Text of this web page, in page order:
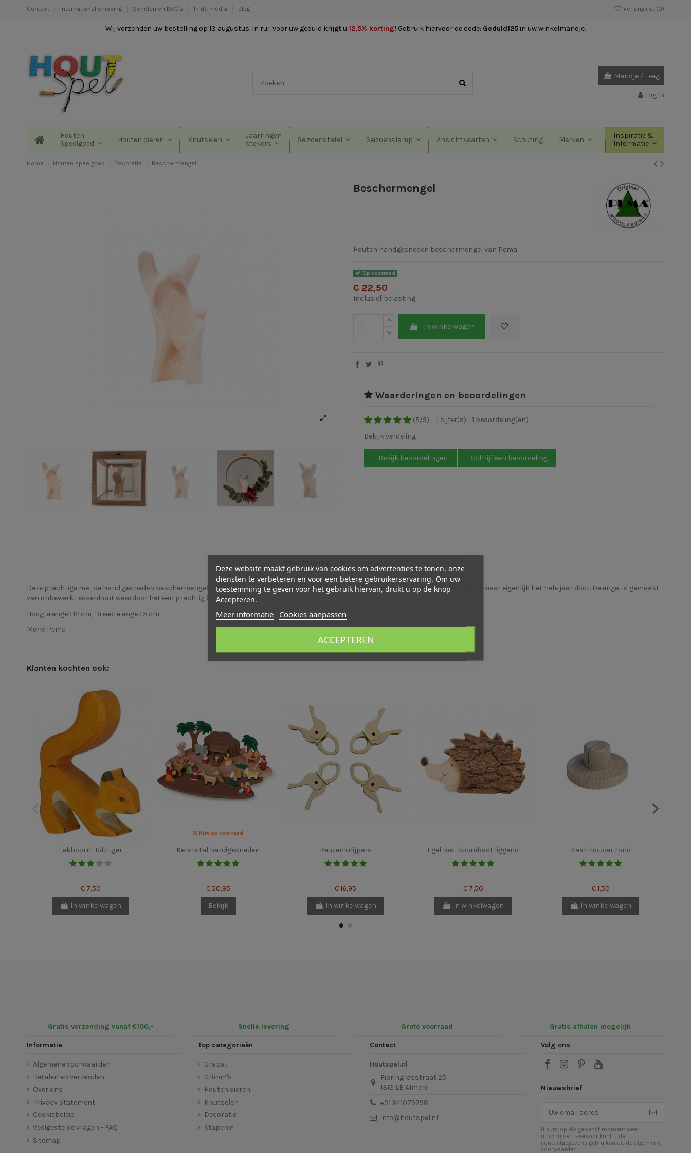
Contact International shipping Scholen en BSO's In de media Blog Verlanglijst (0)
Wij verzenden uw bestelling op 13 augustus. In ruil voor uw geduld krijgt u 12,5% korting! Gebruik hiervoor de code: Geduld125 in uw winkelmandje.
Mandje / Leeg
Log in
Houten
Speelgoed
Houten dieren Knutselen
Jaarringen
stekers
Seizoenstafel Seizoenslamp Ansichtkaarten Scouting Merken
Inspiratie &
Informatie
Home Houten speelgoed Decoratie Beschermengel
Beschermengel
Houten handgesneden beschermengel van Pema
Op voorraad
€ 22,50
Inclusief belasting
In winkelwagen
Waarderingen en beoordelingen
(5/5) - 1 cijfer(s) - 1 beoordeling(en)
Bekijk verdeling
Bekijk beoordelingen Schrijf een beoordeling
Deze prachtige met de hand gesneden beschermengel met een kindje onder haar vleugels is niet alleen een plaatje tijdens de kerstdagen maar eigenlijk het hele jaar door. De engel is gemaakt
van onbewerkt essenhout waardoor het een prachtig licht beeldje is.
Hoogte engel: 12 cm, Breedte engel: 5 cm
Merk: Pema
Klanten kochten ook:
Eekhoorn Holztiger
€ 7,50
In winkelwagen
Niet op voorraad
Kerststal handgesneden
€ 50,95
Bekijk
Reuzenknijpers
€ 16,95
In winkelwagen
Egel met boombast liggend
€ 7,50
In winkelwagen
Kaarthouder rond
€ 1,50
In winkelwagen
Gratis verzending vanaf €100,- Snelle levering Grote voorraad Gratis afhalen mogelijk
Informatie
Algemene voorwaarden
Betalen en verzenden
Over ons
Privacy Statement
Cookiebeleid
Veelgestelde vragen - FAQ
Sitemap
Top categorieën
Grapat
Grimm's
Houten dieren
Knutselen
Decoratie
Stapelen
Contact
Houtspel.nl
Fioringrasstraat 25
1313 LB Almere
+31 641079798
info@houtspel.nl
Deze website maakt gebruik van cookies om advertenties te tonen, onze
diensten te verbeteren en voor een betere gebruikerservaring. Om uw
toestemming te geven voor het gebruik hiervan, drukt u op de knop
Accepteren.
Meer informatie Cookies aanpassen
ACCEPTEREN
Volg ons
Nieuwsbrief
U kunt op elk gewenst moment weer
uitschrijven. Hiervoor kunt u de
contactgegevens gebruiken uit de algemene
voorwaarden.